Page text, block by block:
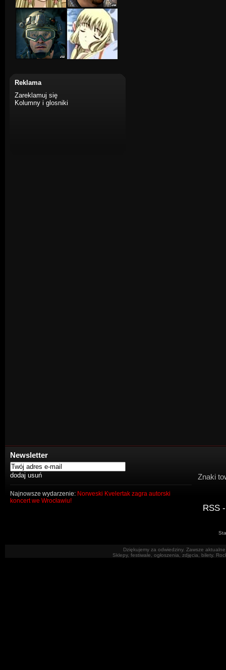
Reklama
Zareklamuj się
Kolumny i glosniki
Newsletter
Najnowsze wydarzenie: Norweski Kvelertak zagra autorski
koncert we Wrocławiu!
Znaki
RSS
Dziękujemy za odwiedziny. Zawsze
Sklepy, festiwale, ogłoszenia, zdjęcia, bilety.